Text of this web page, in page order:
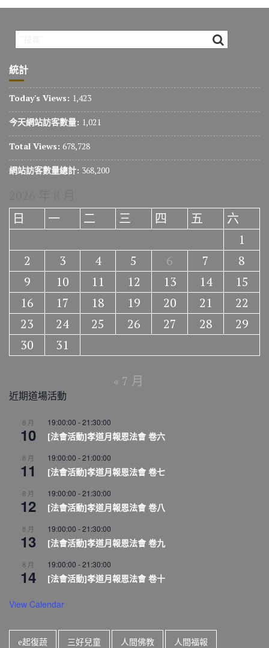
統計
Today's Views: 1,423
今天網站訪客數量: 1,021
Total Views: 678,728
網站訪客數量總計: 368,200
日
一 二 三 四 五
六
1
2
3 4 5 6 7
8
9
10 11 12 13 14
15
16
17 18 19 20 21
22
23
24 25 26 27 28
29
30
31
« 7 月
近期道場活動
8 月
10
19:00:00 -21:30:00
[法會活動]孝道月報恩法會 卷六
8 月
11
19:00:00 -21:00:00
[法會活動]孝道月報恩法會 卷七
8 月
12
19:00:00 -21:30:00
[法會活動]孝道月報恩法會 卷八
8 月
13
19:00:00 -21:30:00
[法會活動]孝道月報恩法會 卷九
8 月
14
19:00:00 -21:30:00
[法會活動]孝道月報恩法會 卷十
View Calendar
e起復蔬 三好兒童 人間佛教 人間福報